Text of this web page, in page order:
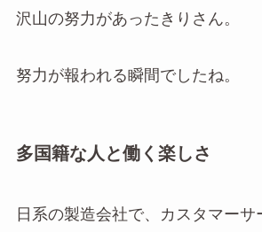
沢山の努力があったきりさん。
努力が報われる瞬間でしたね。
多国籍な人と働く楽しさ
日系の製造会社で、カスタマーサ